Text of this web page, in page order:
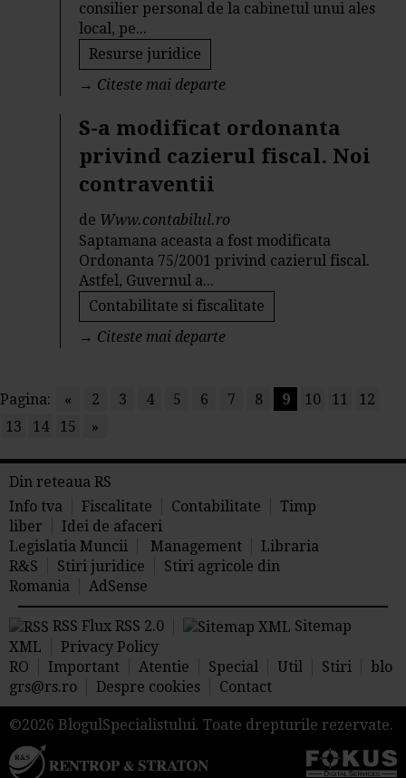
consilier personal de la cabinetul unui ales
local, pe...
Resurse juridice
→ Citeste mai departe
S-a modificat ordonanta
privind cazierul fiscal. Noi
contraventii
de Www.contabilul.ro
Saptamana aceasta a fost modificata
Ordonanta 75/2001 privind cazierul fiscal.
Astfel, Guvernul a...
Contabilitate si fiscalitate
→ Citeste mai departe
Pagina: « 2 3 4 5 6 7 8 9 10 11
12
13
14 15 »
Din reteaua RS
Info tva
Fiscalitate Contabilitate
Timp
liber
Idei de afaceri
Legislatia Muncii
Management
Libraria
R&S
Stiri juridice
Stiri agricole din
Romania
AdSense
RSS Flux RSS 2.0
Sitemap
XML
Privacy Policy
RO
Important Atentie Special Util Stiri
blo
grs@rs.ro
Despre cookies Contact
©2026 BlogulSpecialistului. Toate drepturile rezervate.